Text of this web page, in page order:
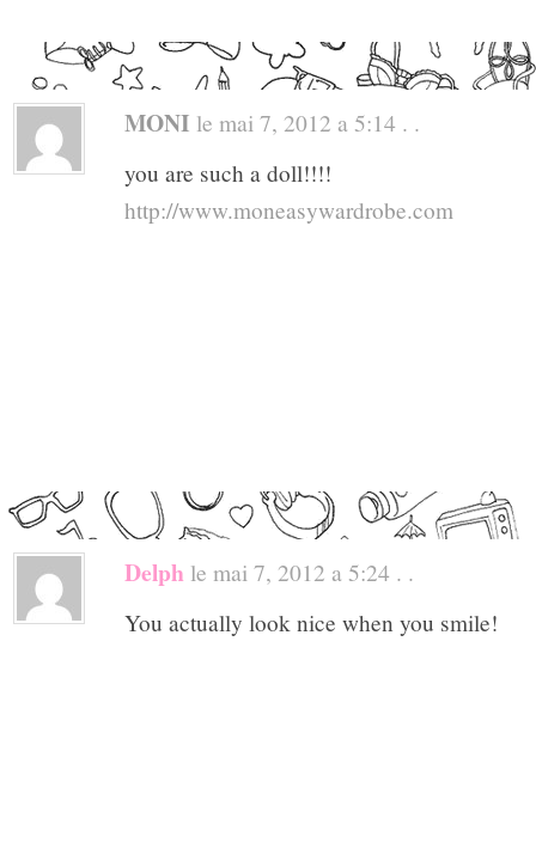
MONI le mai 7, 2012 a 5:14 . .
you are such a doll!!!!
http://www.moneasywardrobe.com
Delph le mai 7, 2012 a 5:24 . .
You actually look nice when you smile!